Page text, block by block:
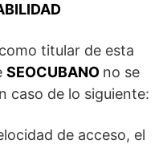
titular de esta
SEOCUBANO no se
caso de lo siguiente:
de acceso, el